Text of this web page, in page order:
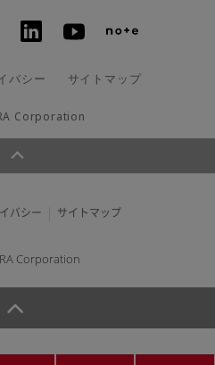
バシー サイトマップ
Corporation
バシー サイトマップ
Corporation